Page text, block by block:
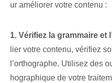
ur améliorer votre contenu :
1. Vérifiez la grammaire et
lier votre contenu, vérifiez
l’orthographe. Utilisez des
hographique de votre